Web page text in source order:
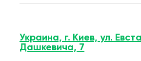
Украина, г. Киев, ул.
Дашкевича, 7